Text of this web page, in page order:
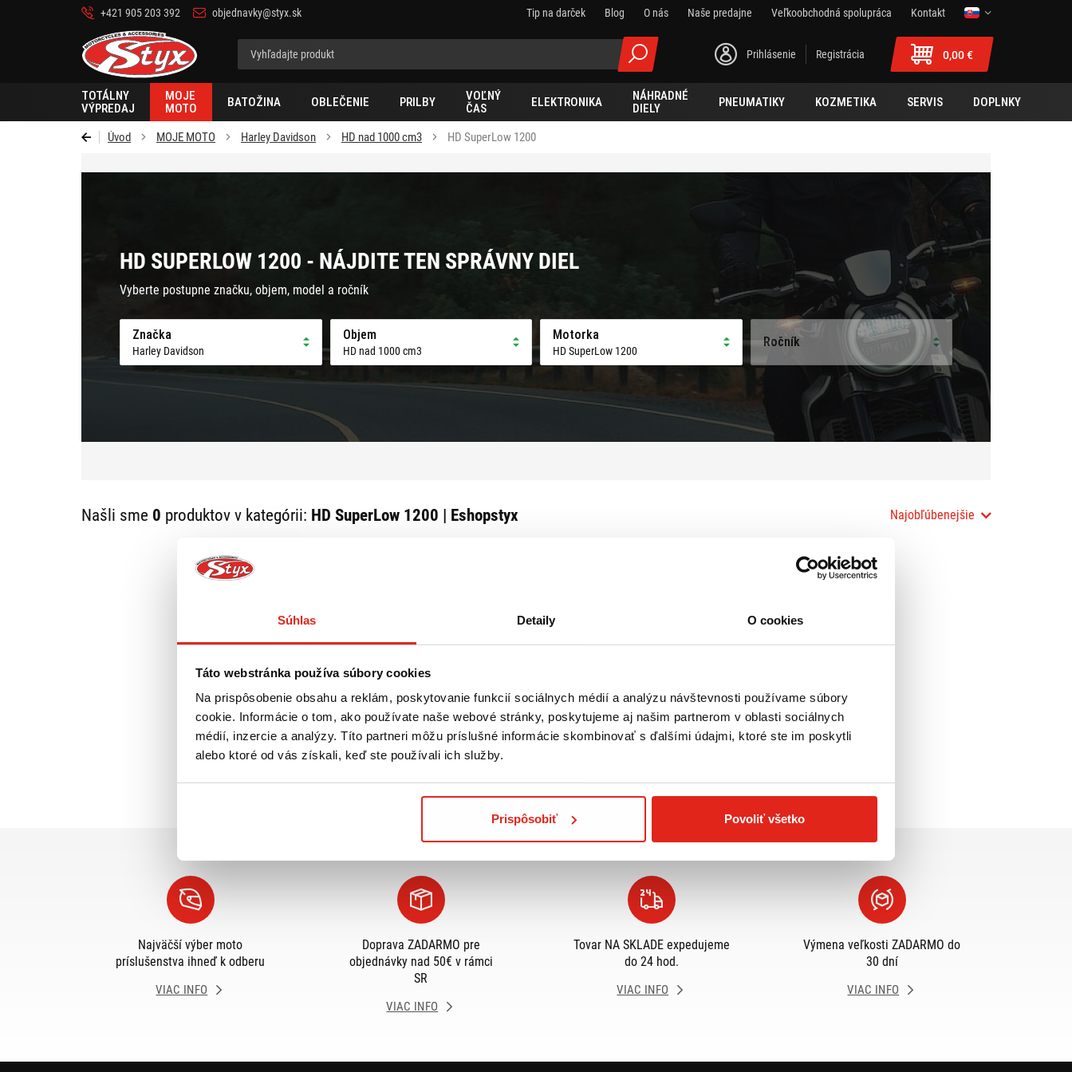
Súhlas Detaily O cookies
Táto webstránka používa súbory cookies
Na prispôsobenie obsahu a reklám, poskytovanie funkcií sociálnych médií a analýzu návštevnosti používame súbory
cookie. Informácie o tom, ako používate naše webové stránky, poskytujeme aj našim partnerom v oblasti sociálnych
médií, inzercie a analýzy. Títo partneri môžu príslušné informácie skombinovať s ďalšími údajmi, ktoré ste im poskytli
alebo ktoré od vás získali, keď ste používali ich služby.
Prispôsobiť Povoliť všetko
+421 905 203 392 objednavky@styx.sk Tip na darček Blog O nás Naše predajne Veľkoobchodná spolupráca
Kontakt
Styx
Prihlásenie
Registrácia 0,00 €
TOTÁLNY
VÝPREDAJ
MOJE
MOTO
BATOŽINA OBLEČENIE PRILBY
VOĽNÝ
ČAS
ELEKTRONIKA
NÁHRADNÉ
DIELY
PNEUMATIKY KOZMETIKA SERVIS DOPLNKY
Úvod MOJE MOTO Harley Davidson HD nad 1000 cm3 HD SuperLow 1200
HD SUPERLOW 1200 - NÁJDITE TEN SPRÁVNY DIEL
Vyberte postupne značku, objem, model a ročník
Značka
Harley Davidson
Objem
HD nad 1000 cm3
Motorka
HD SuperLow 1200
Ročník
Našli sme 0 produktov v kategórii: HD SuperLow 1200 | Eshopstyx Najobľúbenejšie
Najväčší výber moto
príslušenstva ihneď k odberu
VIAC INFO
Doprava ZADARMO pre
objednávky nad 50€ v rámci
SR
VIAC INFO
Tovar NA SKLADE expedujeme
do 24 hod.
VIAC INFO
Výmena veľkosti ZADARMO do
30 dní
VIAC INFO